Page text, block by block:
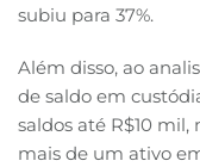
subiu para 37%.
Além disso, ao
de saldo em
saldos até R$10
mais de um ativo